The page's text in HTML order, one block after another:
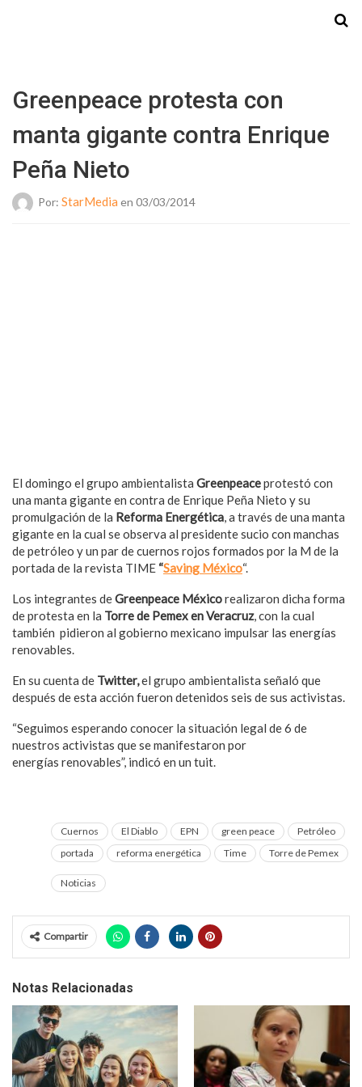
Greenpeace protesta con
manta gigante contra Enrique
Peña Nieto
Por: StarMedia en 03/03/2014
El domingo el grupo ambientalista Greenpeaceprotestó con
una manta gigante en contra de Enrique Peña Nieto y su
promulgación de la Reforma Energética, a través de una manta
gigante en la cual se observa al presidente sucio con manchas
de petróleo y un par de cuernos rojos formados por la M de la
portada de la revista TIME “Saving México“.
Los integrantes deGreenpeace Méxicorealizaron dicha forma
de protesta en la Torre de Pemex en Veracruz, con la cual
también pidieron al gobierno mexicano impulsar las energías
renovables.
En su cuenta de Twitter,el grupo ambientalista señaló que
después de esta acción fueron detenidos seis de sus activistas.
“Seguimos esperando conocer la situación legal de 6 de
nuestros activistas que se manifestaron por
energías renovables”, indicó en un tuit.
Cuernos El Diablo EPN green peace
Petróleo
portada
reforma energética Time Torre de Pemex
Noticias
Compartir
Notas Relacionadas